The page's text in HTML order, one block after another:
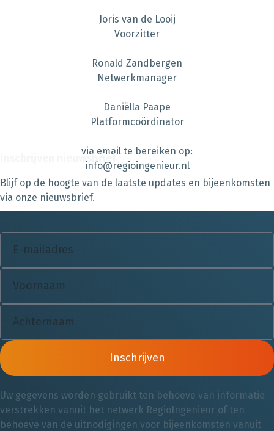
Joris van de Looij
Voorzitter
Ronald Zandbergen
Netwerkmanager
Daniëlla Paape
Platformcoördinator
via email te bereiken op:
info@regioingenieur.nl
Inschrijven nieuwsbrief
Blijf op de hoogte van de laatste updates en bijeenkomsten
via onze nieuwsbrief.
Inschrijven
Uw gegevens worden gebruikt ten behoeve van informatie
verstrekken vanuit het netwerk RegioIngenieur of ten
behoeve van de uitnodigingen voor bijeenkomsten vanuit